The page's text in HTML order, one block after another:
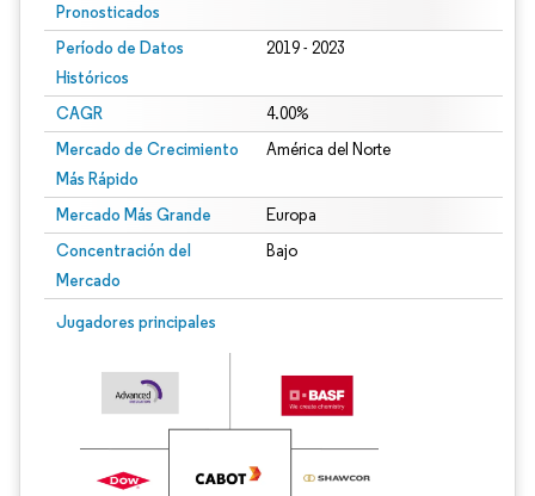
Pronosticados
Período de Datos
Históricos
2019 - 2023
CAGR 4.00%
Mercado de Crecimiento
Más Rápido
América del Norte
Mercado Más Grande Europa
Concentración del
Mercado
Bajo
Jugadores principales